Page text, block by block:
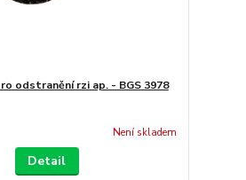
odstranění rzi ap. - BGS 3978
Není skladem
Detail